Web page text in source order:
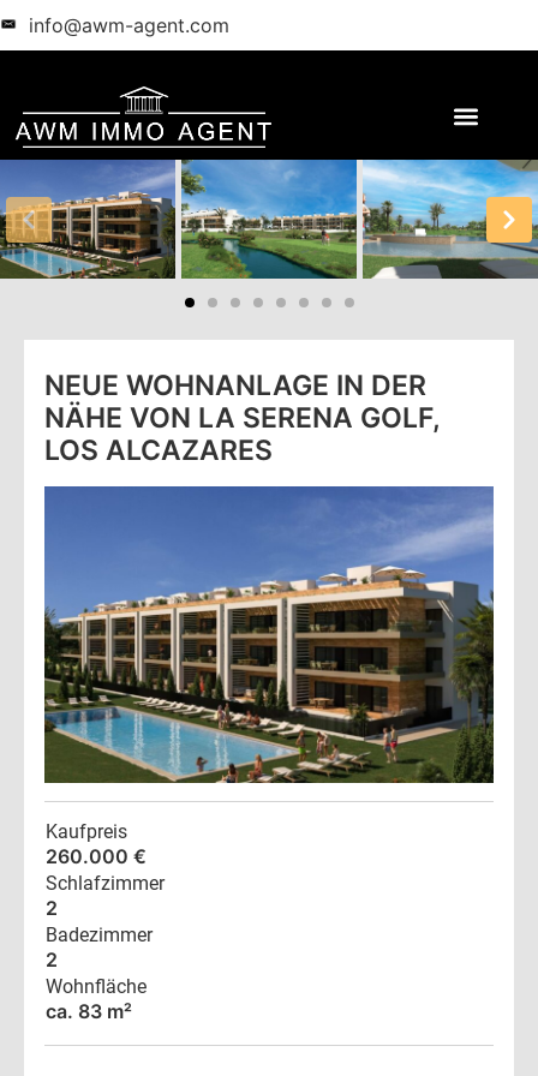
info@awm-agent.com
NEUE WOHNANLAGE IN DER
NÄHE VON LA SERENA GOLF,
LOS ALCAZARES
Kaufpreis
260.000 €
Schlafzimmer
2
Badezimmer
2
Wohnfläche
ca. 83 m²